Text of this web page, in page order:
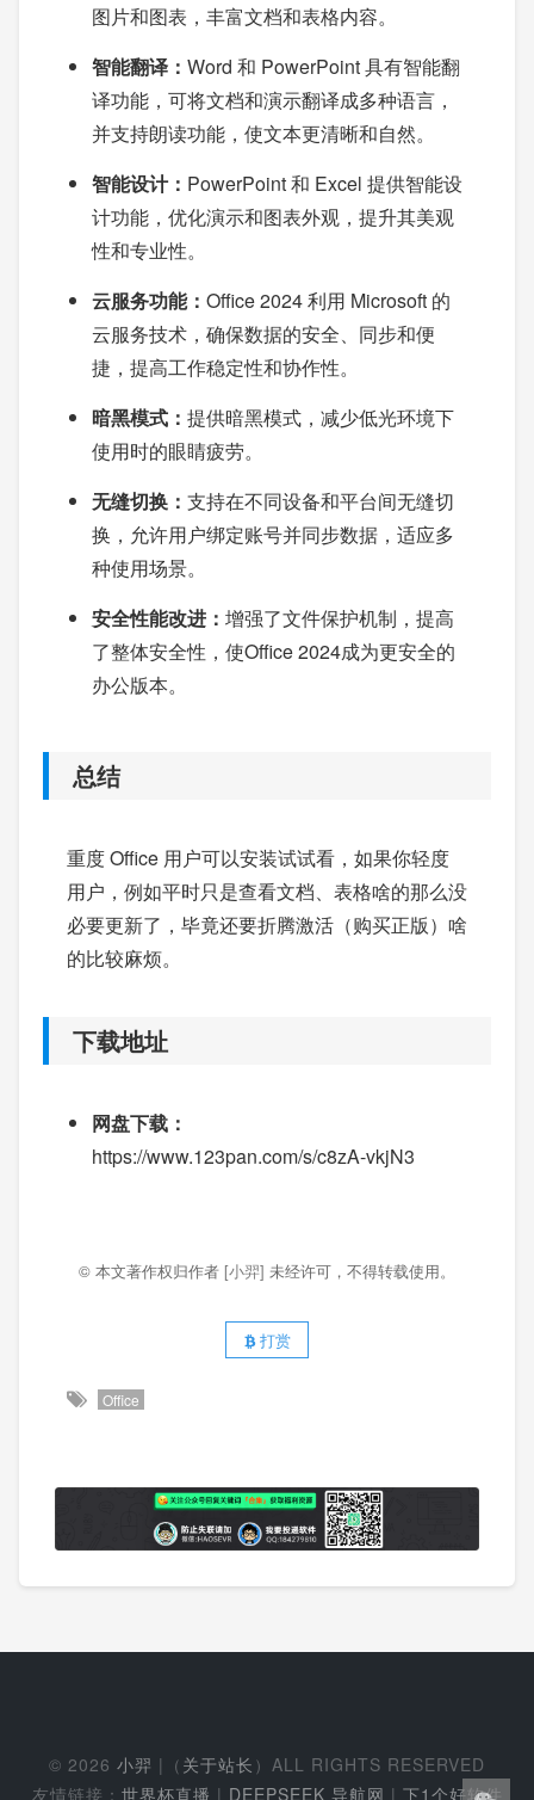
图片和图表，丰富文档和表格内容。
智能翻译： Word 和 PowerPoint 具有智能翻
译功能，可将文档和演示翻译成多种语言，
并支持朗读功能，使文本更清晰和自然。
智能设计： PowerPoint 和 Excel 提供智能设
计功能，优化演示和图表外观，提升其美观
性和专业性。
云服务功能： Office 2024 利用 Microsoft 的
云服务技术，确保数据的安全、同步和便
捷，提高工作稳定性和协作性。
暗黑模式： 提供暗黑模式，减少低光环境下
使用时的眼睛疲劳。
无缝切换： 支持在不同设备和平台间无缝切
换，允许用户绑定账号并同步数据，适应多
种使用场景。
安全性能改进： 增强了文件保护机制，提高
了整体安全性，使Office 2024成为更安全的
办公版本。
总结
重度 Office 用户可以安装试试看，如果你轻度
用户，例如平时只是查看文档、表格啥的那么没
必要更新了，毕竟还要折腾激活（购买正版）啥
的比较麻烦。
下载地址
网盘下载：
https://www.123pan.com/s/c8zA-vkjN3
© 本文著作权归作者 [小羿] 未经许可，不得转载使用。
打赏
Office
© 2026 小羿 |（ 关于站长 ）ALL RIGHTS RESERVED
友情链接： 世界杯直播 | DEEPSEEK 导航网 | 下1个好软件